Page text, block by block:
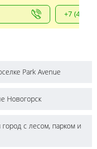
+7 (495)
Park Avenue
Новогорск
с лесом, парком и